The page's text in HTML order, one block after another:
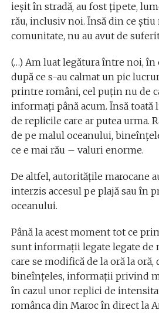
ieșit în stradă, au fost țipete,
rău, inclusiv noi. Însă din ce
comunitate, nu au avut de
(…) Am luat legătura între noi,
după ce s-au calmat un pic
printre români, cel puțin nu de
informați până acum. Însă toată
de replicile care ar putea urma.
de pe malul oceanului,
ce e mai rău – valuri enorme.
De altfel, autoritățile marocane
interzis accesul pe plajă sau în
oceanului.
Până la acest moment tot ce
sunt informații legate legate de
care se modifică de la oră la oră,
bineînțeles, informații privind
în cazul unor replici de
românca din Maroc în direct la